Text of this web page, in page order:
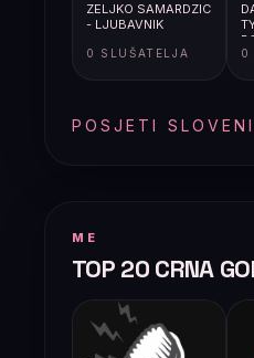
ZELJKO SAMARDZIC
- LJUBAVNIK
0 SLUŠATELJA 0
POSJETI
ME
TOP 20 CRNA